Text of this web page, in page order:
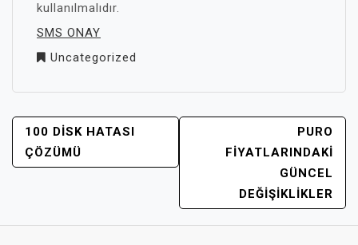
kullanılmalıdır.
SMS ONAY
Uncategorized
YAZI
GEZINMESI
100 DISK HATASI
ÇÖZÜMÜ
PURO
FIYATLARINDAKI
GÜNCEL
DEĞIŞIKLIKLER